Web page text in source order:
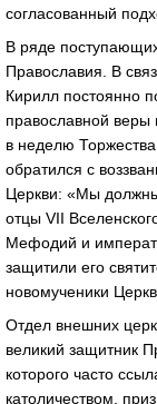
согласованный
В ряде
Православия. В
Кирилл постоянно
православной
в неделю
обратился с
Церкви: «Мы
отцы VII
Мефодий и
защитили его
новомученики
Отдел внешних
великий защитник
которого часто
католичеством,